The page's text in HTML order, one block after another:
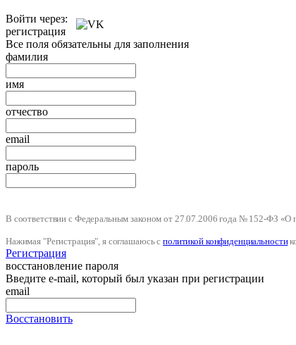
Войти через:
регистрация
Все поля обязательны для заполнения
фамилия
имя
отчество
email
пароль
В соответствии с Федеральным законом от 27.07.2006 года № 152-ФЗ
Нажимая "Регистрация", я соглашаюсь сполитикой конфиденциальности
Регистрация
восстановление пароля
Введите e-mail, который был указан при регистрации
email
Восстановить